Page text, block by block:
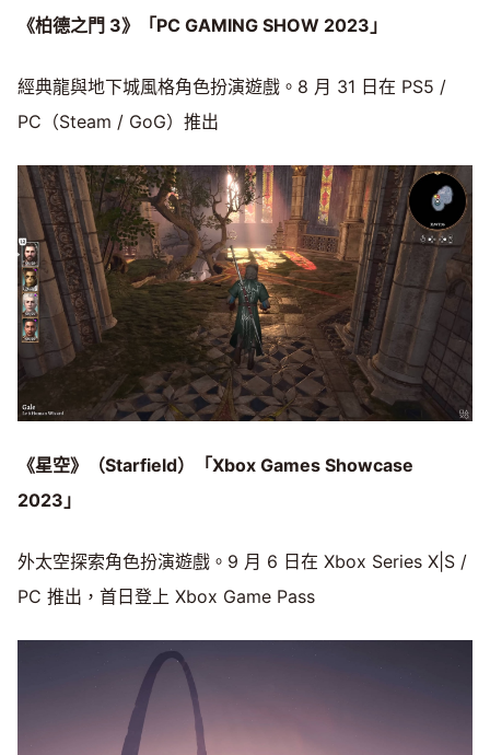
《柏德之門 3》「PC GAMING SHOW 2023」
經典龍與地下城風格角色扮演遊戲。8 月 31 日在 PS5 /
PC（Steam / GoG）推出
《星空》（Starfield）「Xbox Games Showcase
2023」
外太空探索角色扮演遊戲。9 月 6 日在 Xbox Series X|S /
PC 推出，首日登上 Xbox Game Pass